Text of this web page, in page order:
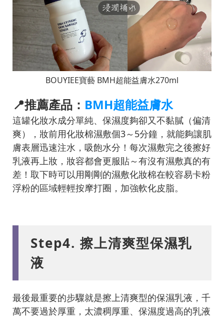
BOUYIEE寶藝 BMH超能益膚水270ml
📍推薦產品： BMH超能益膚水
這罐化妝水成分單純、保濕度夠卻又不黏膩（偏清
爽），妝前用化妝棉濕敷個3～5分鐘，就能夠讓肌
膚表層迅速注水，吸飽水分！每次濕敷完之後擦好
乳液再上妝，妝容都會更服貼～有沒有濕敷真的有
差！取下時可以用剛剛的濕敷化妝棉在較容易卡粉
浮粉的區域輕輕按摩打圈，加強軟化皮脂。
Step4. 擦上清爽型保濕乳
液
最後最重要的步驟就是擦上清爽型的保濕乳液，千
萬不要過於厚重，太濃稠厚重、保濕度過高的乳液